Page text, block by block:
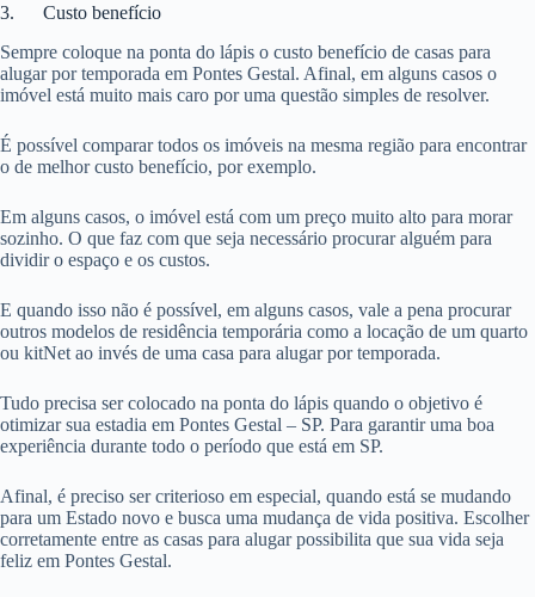
3. Custo benefício
Sempre coloque na ponta do lápis o custo benefício de casas para
alugar por temporada em Pontes Gestal. Afinal, em alguns casos o
imóvel está muito mais caro por uma questão simples de resolver.
É possível comparar todos os imóveis na mesma região para encontrar
o de melhor custo benefício, por exemplo.
Em alguns casos, o imóvel está com um preço muito alto para morar
sozinho. O que faz com que seja necessário procurar alguém para
dividir o espaço e os custos.
E quando isso não é possível, em alguns casos, vale a pena procurar
outros modelos de residência temporária como a locação de um quarto
ou kitNet ao invés de uma casa para alugar por temporada.
Tudo precisa ser colocado na ponta do lápis quando o objetivo é
otimizar sua estadia em Pontes Gestal – SP. Para garantir uma boa
experiência durante todo o período que está em SP.
Afinal, é preciso ser criterioso em especial, quando está se mudando
para um Estado novo e busca uma mudança de vida positiva. Escolher
corretamente entre as casas para alugar possibilita que sua vida seja
feliz em Pontes Gestal.